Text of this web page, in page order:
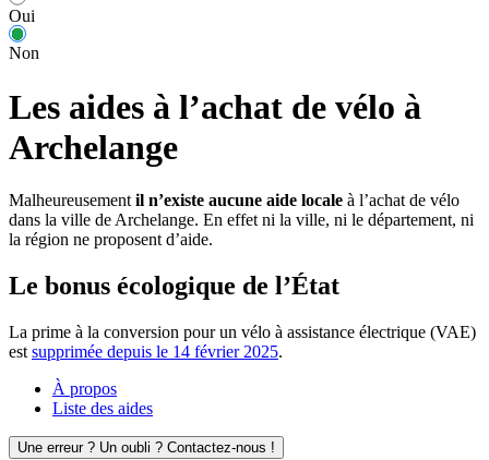
Oui
Non
Les aides à l’achat de vélo à
Archelange
Malheureusement il n’existe aucune aide locale à l’achat de vélo
dans la ville de Archelange. En effet ni la ville, ni le département, ni
la région ne proposent d’aide.
Le bonus écologique de l’État
La prime à la conversion pour un vélo à assistance électrique (VAE)
est supprimée depuis le 14 février 2025.
À propos
Liste des aides
Une erreur ? Un oubli ? Contactez-nous !